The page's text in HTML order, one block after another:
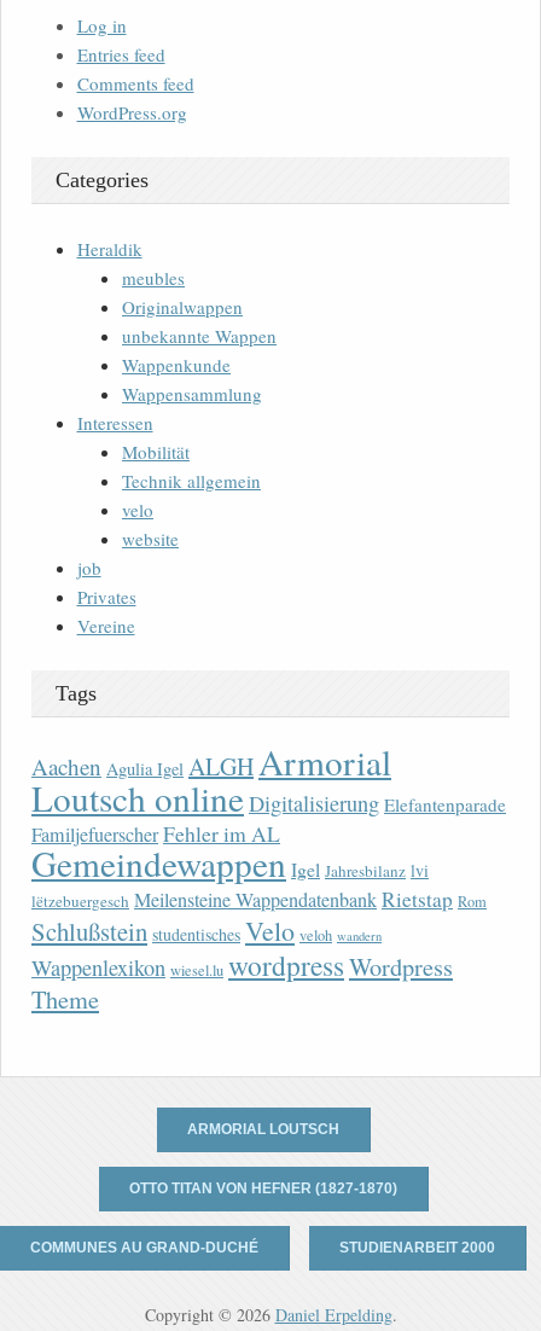
Log in
Entries feed
Comments feed
WordPress.org
Categories
Heraldik
meubles
Originalwappen
unbekannte Wappen
Wappenkunde
Wappensammlung
Interessen
Mobilität
Technik allgemein
velo
website
job
Privates
Vereine
Tags
Aachen Agulia Igel ALGHArmorial
Loutsch onlineDigitalisierung Elefantenparade
FamiljefuerscherFehler im AL
Gemeindewappen Igel Jahresbilanz lvi
lëtzebuergesch Meilensteine WappendatenbankRietstap Rom
Schlußstein studentisches Velo veloh wandern
Wappenlexikon wiesel.lu wordpressWordpress
Theme
ARMORIAL LOUTSCH
OTTO TITAN VON HEFNER (1827-1870)
COMMUNES AU GRAND-DUCHÉ STUDIENARBEIT 2000
Copyright © 2026 Daniel Erpelding.